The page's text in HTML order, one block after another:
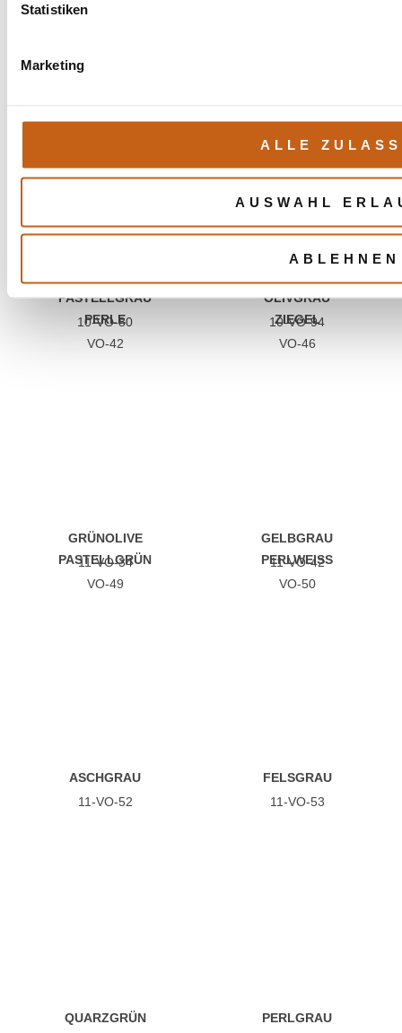
Statistiken
Marketing
ALLE
AUSWAHL
ABLEHNEN
PERLE
VO-42
ZIEGEL
VO-46
PASTELLGRÜN
VO-49
PERLWEISS
VO-50
PASTELLGRAU
10-VO-80
OLIVGRAU
10-VO-94
GRÜNOLIVE
11-VO-34
GELBGRAU
11-VO-42
ASCHGRAU
11-VO-52
FELSGRAU
11-VO-53
QUARZGRÜN
PERLGRAU